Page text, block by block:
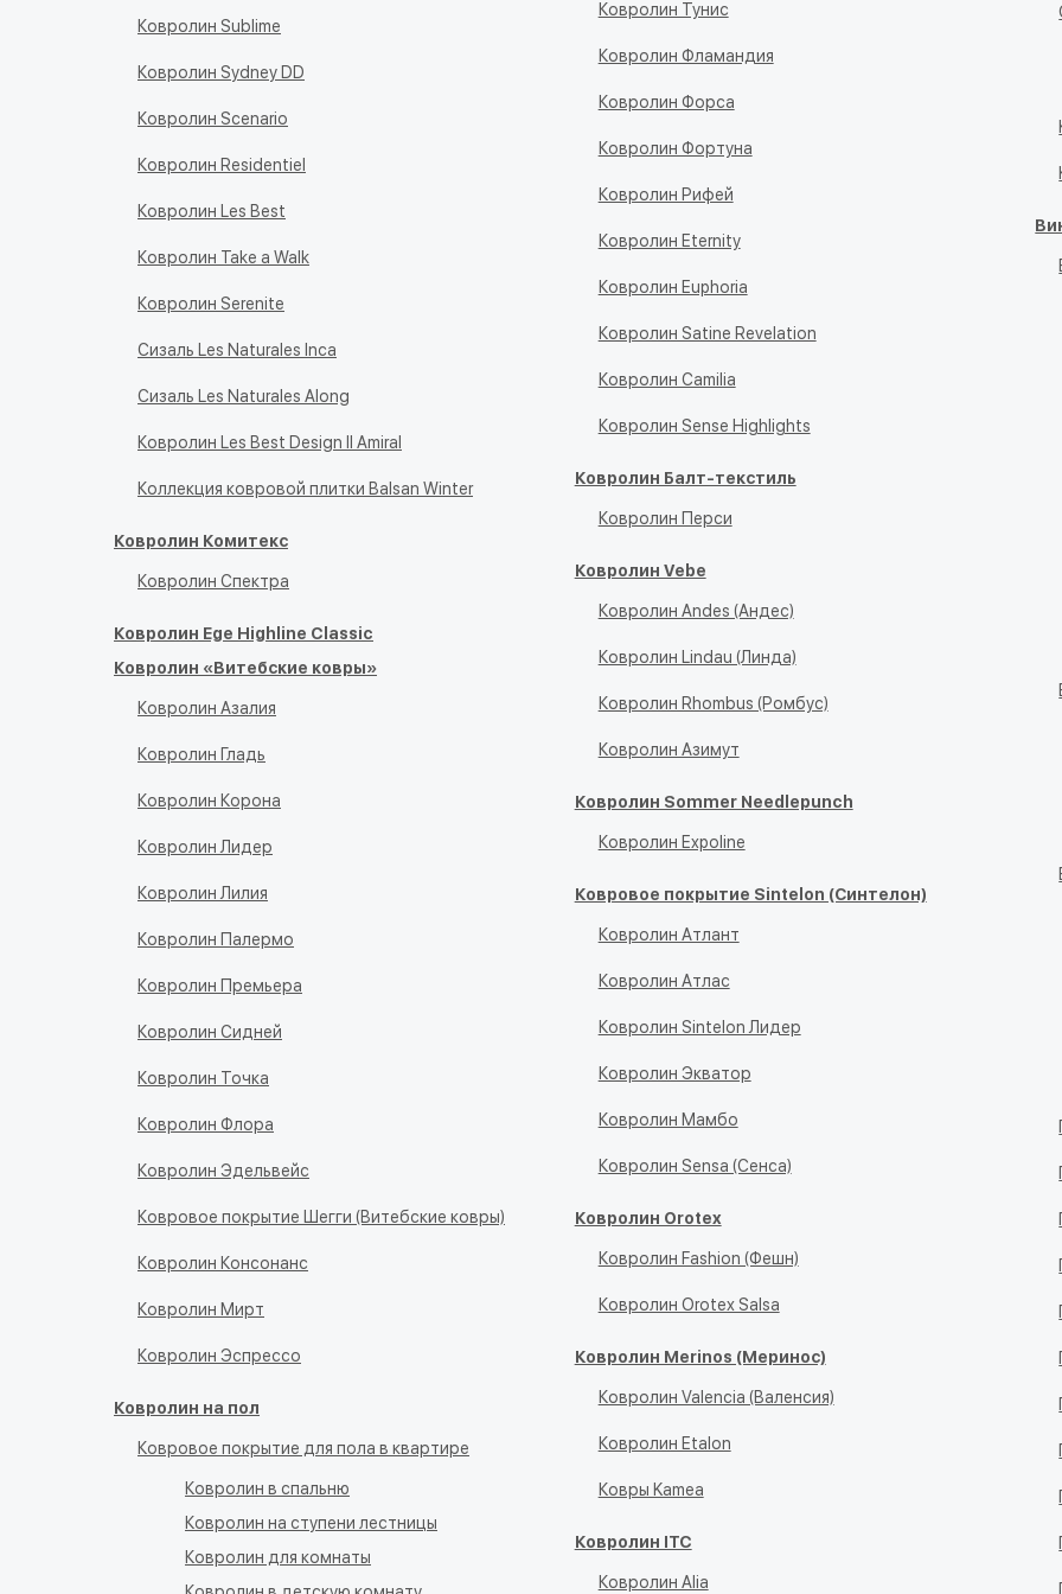
Ковролин Sublime
Ковролин Sydney DD
Ковролин Scenario
Ковролин Residentiel
Ковролин Les Best
Ковролин Take a Walk
Ковролин Serenite
Сизаль Les Naturales Inca
Сизаль Les Naturales Along
Ковролин Les Best Design II Amiral
Коллекция ковровой плитки Balsan Winter
Ковролин Комитекс
Ковролин Спектра
Ковролин Ege Highline Classic
Ковролин «Витебские ковры»
Ковролин Азалия
Ковролин Гладь
Ковролин Корона
Ковролин Лидер
Ковролин Лилия
Ковролин Палермо
Ковролин Премьера
Ковролин Сидней
Ковролин Точка
Ковролин Флора
Ковролин Эдельвейс
Ковровое покрытие Шегги (Витебские ковры)
Ковролин Консонанс
Ковролин Мирт
Ковролин Эспрессо
Ковролин на пол
Ковровое покрытие для пола в квартире
Ковролин в спальню
Ковролин на ступени лестницы
Ковролин для комнаты
Ковролин Тунис
Ковролин Фламандия
Ковролин Форса
Ковролин Фортуна
Ковролин Рифей
Ковролин Eternity
Ковролин Euphoria
Ковролин Satine Revelation
Ковролин Camilia
Ковролин Sense Highlights
Ковролин Балт-текстиль
Ковролин Перси
Ковролин Vebe
Ковролин Andes (Андес)
Ковролин Lindau (Линда)
Ковролин Rhombus (Ромбус)
Ковролин Азимут
Ковролин Sommer Needlepunch
Ковролин Expoline
Ковровое покрытие Sintelon (Синтелон)
Ковролин Атлант
Ковролин Атлас
Ковролин Sintelon Лидер
Ковролин Экватор
Ковролин Мамбо
Ковролин Sensa (Сенса)
Ковролин Orotex
Ковролин Fashion (Фешн)
Ковролин Orotex Salsa
Ковролин Merinos (Меринос)
Ковролин Valencia (Валенсия)
Ковролин Etalon
Ковры Kamea
Ковролин ITC
Ковролин Alia